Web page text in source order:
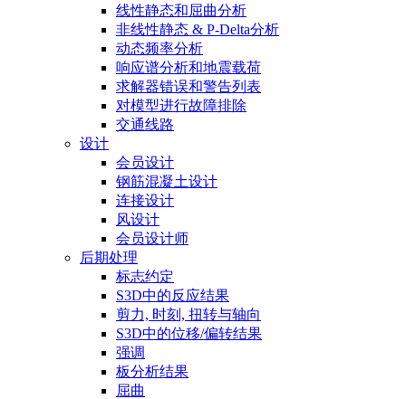
线性静态和屈曲分析
非线性静态 & P-Delta分析
动态频率分析
响应谱分析和地震载荷
求解器错误和警告列表
对模型进行故障排除
交通线路
设计
会员设计
钢筋混凝土设计
连接设计
风设计
会员设计师
后期处理
标志约定
S3D中的反应结果
剪力, 时刻, 扭转与轴向
S3D中的位移/偏转结果
强调
板分析结果
屈曲